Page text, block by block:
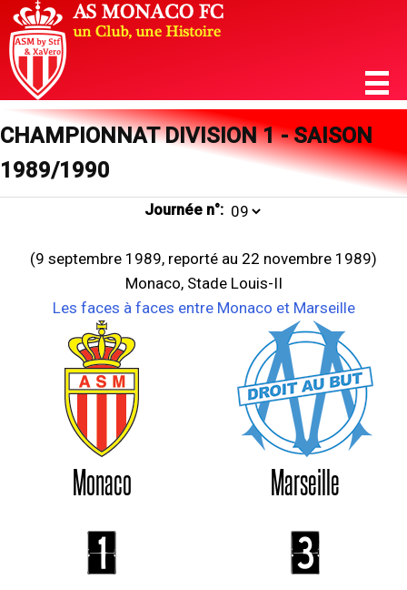
CHAMPIONNAT DIVISION 1 - SAISON
1989/1990
Journée n°:
(9 septembre 1989, reporté au 22 novembre 1989)
Monaco, Stade Louis-II
Les faces à faces entre Monaco et Marseille
Monaco Marseille
1 3